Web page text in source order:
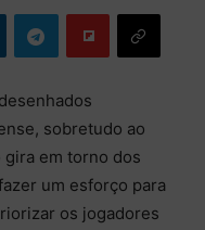
sobretudo ao
gira em torno dos
um esforço para
os jogadores